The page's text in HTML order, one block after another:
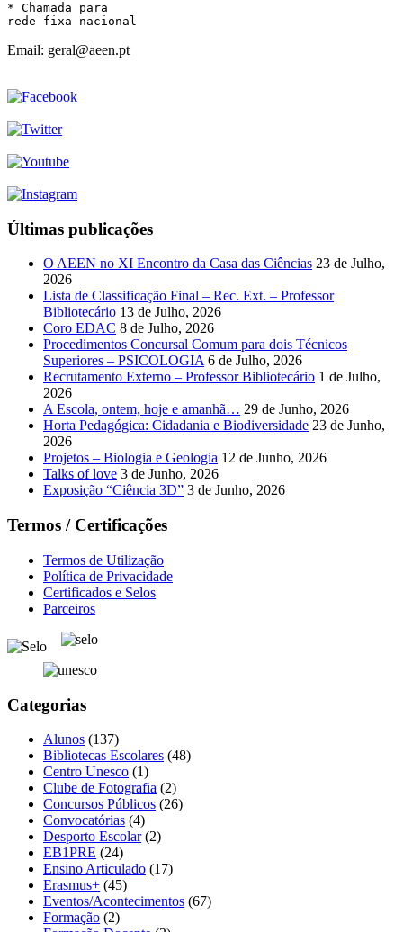
* Chamada para
rede fixa nacional
Email: geral@aeen.pt
Últimas publicações
O AEEN no XI Encontro da Casa das Ciências 23 de Julho,
2026
Lista de Classificação Final – Rec. Ext. – Professor
Bibliotecário 13 de Julho, 2026
Coro EDAC 8 de Julho, 2026
Procedimentos Concursal Comum para dois Técnicos
Superiores – PSICOLOGIA 6 de Julho, 2026
Recrutamento Externo – Professor Bibliotecário 1 de Julho,
2026
A Escola, ontem, hoje e amanhã… 29 de Junho, 2026
Horta Pedagógica: Cidadania e Biodiversidade 23 de Junho,
2026
Projetos – Biologia e Geologia 12 de Junho, 2026
Talks of love 3 de Junho, 2026
Exposição “Ciência 3D” 3 de Junho, 2026
Termos / Certificações
Termos de Utilização
Política de Privacidade
Certificados e Selos
Parceiros
Categorias
Alunos (137)
Bibliotecas Escolares (48)
Centro Unesco (1)
Clube de Fotografia (2)
Concursos Públicos (26)
Convocatórias (4)
Desporto Escolar(2)
EB1PRE (24)
Ensino Articulado (17)
Erasmus+ (45)
Eventos/Acontecimentos (67)
Formação (2)